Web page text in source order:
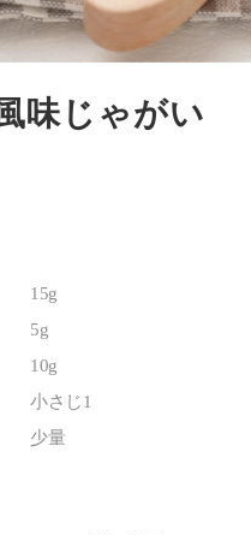
味じゃがい
15g
5g
10g
小さじ1
少量